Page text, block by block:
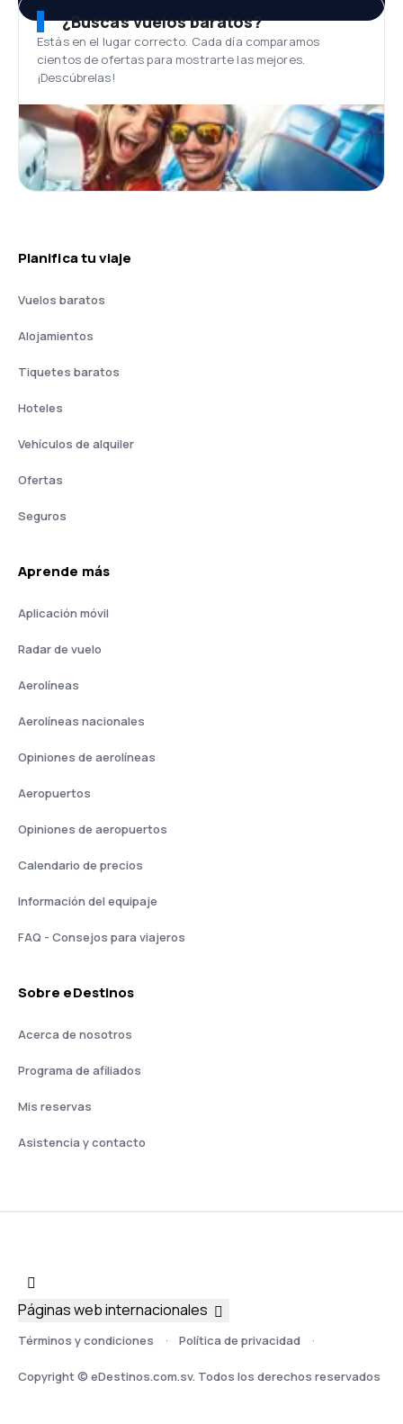
¿Buscas vuelos baratos?
Estás en el lugar correcto. Cada día comparamos
cientos de ofertas para mostrarte las mejores.
¡Descúbrelas!
Planifica tu viaje
Vuelos baratos
Alojamientos
Tiquetes baratos
Hoteles
Vehículos de alquiler
Ofertas
Seguros
Aprende más
Aplicación móvil
Radar de vuelo
Aerolíneas
Aerolíneas nacionales
Opiniones de aerolíneas
Aeropuertos
Opiniones de aeropuertos
Calendario de precios
Información del equipaje
FAQ - Consejos para viajeros
Sobre eDestinos
Acerca de nosotros
Programa de afiliados
Mis reservas
Asistencia y contacto
Términos y condiciones Política de privacidad
Copyright © eDestinos.com.sv. Todos los derechos reservados
Páginas web internacionales